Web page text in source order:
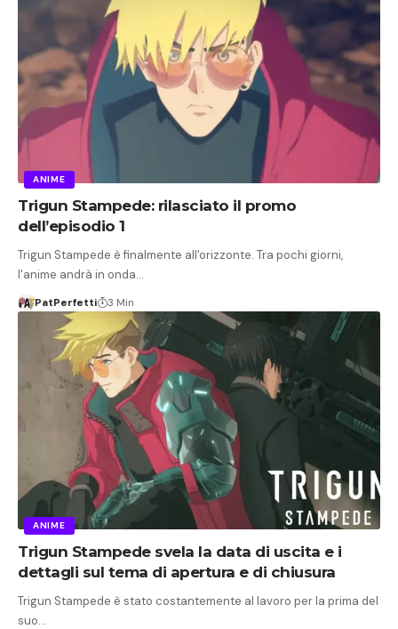
ANIME
Trigun Stampede: rilasciato il promo
dell’episodio 1
Trigun Stampede è finalmente all'orizzonte. Tra pochi giorni,
l'anime andrà in onda…
PatPerfetti 3 Min
ANIME
Trigun Stampede svela la data di uscita e i
dettagli sul tema di apertura e di chiusura
Trigun Stampede è stato costantemente al lavoro per la prima del
suo…